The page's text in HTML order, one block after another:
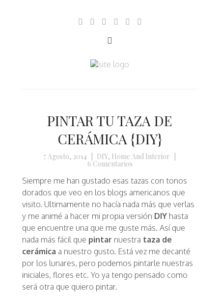
PINTAR TU TAZA DE
CERÁMICA {DIY}
7 Agosto, 2014 DIY, Home And Interior
6 Comentarios
Siempre me han gustado esas tazas con tonos
dorados que veo en los blogs americanos que
visito. Ultimamente no hacía nada más que verlas
y me animé a hacer mi propia versión DIYhasta
que encuentre una que me guste más. Así que
nada más fácil que pintar nuestra taza de
cerámica a nuestro gusto. Está vez me decanté
por los lunares, pero podemos pintarle nuestras
iniciales, flores etc. Yo ya tengo pensado como
será otra que quiero pintar.